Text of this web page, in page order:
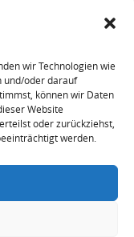
wir Technologien wie
und/oder darauf
können wir Daten
Website
oder zurückziehst,
werden.